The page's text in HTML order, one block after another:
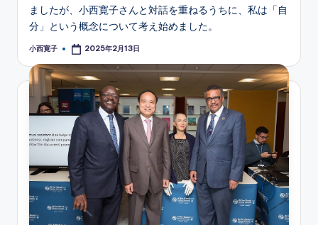
ましたが、小西寛子さんと対話を重ねるうちに、私は「自
分」という概念について考え始めました。
Posted
小西寛子 2025年2月13日